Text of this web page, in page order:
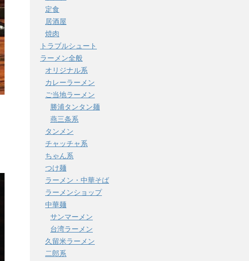
定食
居酒屋
焼肉
トラブルシュート
ラーメン全般
オリジナル系
カレーラーメン
ご当地ラーメン
勝浦タンタン麺
燕三条系
タンメン
チャッチャ系
ちゃん系
つけ麺
ラーメン・中華そば
ラーメンショップ
中華麺
サンマーメン
台湾ラーメン
久留米ラーメン
二郎系